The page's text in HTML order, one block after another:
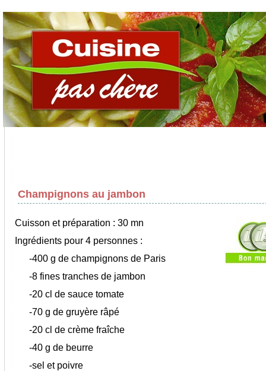
Champignons au jambon
Cuisson et préparation : 30 mn
Ingrédients pour 4 personnes :
-400 g de champignons de Paris
-8 fines tranches de jambon
-20 cl de sauce tomate
-70 g de gruyère râpé
-20 cl de crème fraîche
-40 g de beurre
-sel et poivre